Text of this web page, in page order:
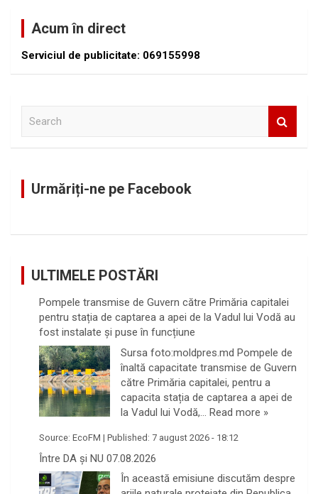
Acum în direct
Serviciul de publicitate: 069155998
Urmăriți-ne pe Facebook
ULTIMELE POSTĂRI
Pompele transmise de Guvern către Primăria capitalei
pentru stația de captarea a apei de la Vadul lui Vodă au
fost instalate și puse în funcțiune
Sursa foto:moldpres.md Pompele de
înaltă capacitate transmise de Guvern
către Primăria capitalei, pentru a
capacita stația de captarea a apei de
la Vadul lui Vodă,… Read more »
Source: EcoFM | Published: 7 august 2026 - 18:12
Între DA și NU 07.08.2026
În această emisiune discutăm despre